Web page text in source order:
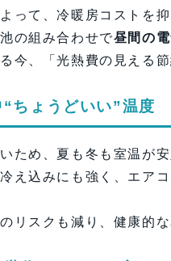
って、冷暖房コストを抑
の組み合わせで昼間の
今、「光熱費の見える
ちょうどいい”温度
ため、夏も冬も室温が安
え込みにも強く、エア
リスクも減り、健康的